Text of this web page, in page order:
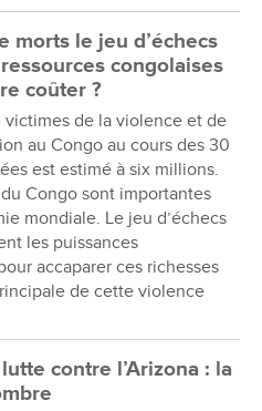
morts le jeu d’échecs
congolaises
coûter ?
victimes de la violence et de
au Congo au cours des 30
est estimé à six millions.
Congo sont importantes
mondiale. Le jeu d’échecs
les puissances
accaparer ces richesses
de cette violence
contre l’Arizona : la